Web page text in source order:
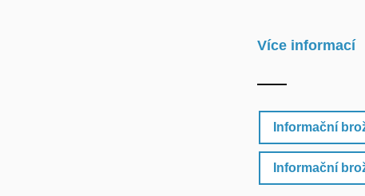
Více informací
Informační
Informační